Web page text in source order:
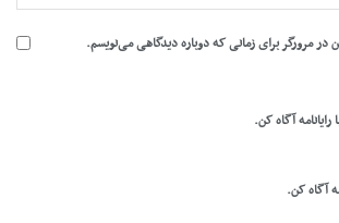
در مرورگر برای زمانی که دوباره دیدگاهی می‌نویسم.
آگاه کن.
آگاه کن.